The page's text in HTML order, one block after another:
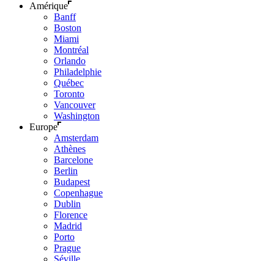
Amérique
Banff
Boston
Miami
Montréal
Orlando
Philadelphie
Québec
Toronto
Vancouver
Washington
Europe
Amsterdam
Athènes
Barcelone
Berlin
Budapest
Copenhague
Dublin
Florence
Madrid
Porto
Prague
Séville